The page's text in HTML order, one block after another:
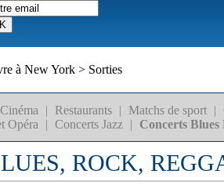
à New York > Sorties
Cinéma | Restaurants | Matchs de sport |
Opéra
| Concerts Jazz | Concerts Blues
ROCK,